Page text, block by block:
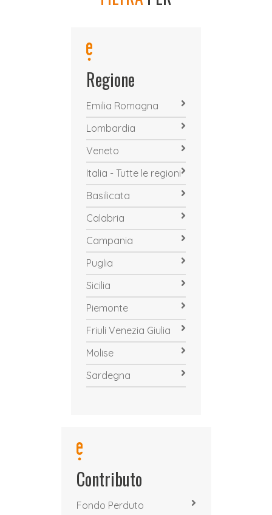
Regione
Emilia Romagna
Lombardia
Veneto
Italia - Tutte le regioni
Basilicata
Calabria
Campania
Puglia
Sicilia
Piemonte
Friuli Venezia Giulia
Molise
Sardegna
Contributo
Fondo Perduto